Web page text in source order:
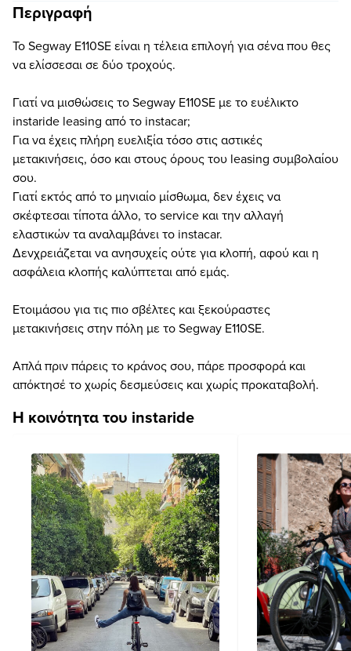
Περιγραφή
To Segway E110SE είναι η τέλεια επιλογή για σένα που θες
να ελίσσεσαι σε δύο τροχούς.
Γιατί να μισθώσεις το Segway E110SE με το ευέλικτο
instaride leasing από το instacar;
Για να έχεις πλήρη ευελιξία τόσο στις αστικές
μετακινήσεις, όσο και στους όρους του leasing συμβολαίου
σου.
Γιατί εκτός από το μηνιαίο μίσθωμα, δεν έχεις να
σκέφτεσαι τίποτα άλλο, το service και την αλλαγή
ελαστικών τα αναλαμβάνει το instacar.
Δενχρειάζεται να ανησυχείς ούτε για κλοπή, αφού και η
ασφάλεια κλοπής καλύπτεται από εμάς.
Ετοιμάσου για τις πιο σβέλτες και ξεκούραστες
μετακινήσεις στην πόλη με το Segway E110SE.
Απλά πριν πάρεις το κράνος σου, πάρε προσφορά και
απόκτησέ το χωρίς δεσμεύσεις και χωρίς προκαταβολή.
Η κοινότητα του instaride